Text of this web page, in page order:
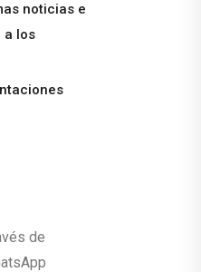
noticias e
a los
de